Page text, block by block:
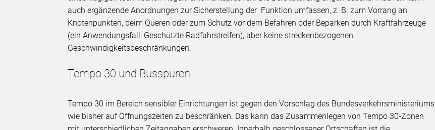
auch ergänzende Anordnungen zur Sicherstellung der Funktion umfassen, z. B. zum Vorrang an
Knotenpunkten, beim Queren oder zum Schutz vor dem Befahren oder Beparken durch Kraftfahrzeuge
(ein Anwendungsfall: Geschützte Radfahrstreifen), aber keine streckenbezogenen
Geschwindigkeitsbeschränkungen.
Tempo 30 und Busspuren
Tempo 30 im Bereich sensibler Einrichtungen ist gegen den Vorschlag des Bundesverkehrsministeriums
wie bisher auf Öffnungszeiten zu beschränken. Das kann das Zusammenlegen von Tempo 30-Zonen